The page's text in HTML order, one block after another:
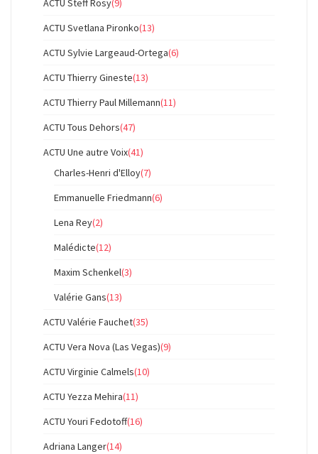
ACTU Steff Rosy(9)
ACTU Svetlana Pironko(13)
ACTU Sylvie Largeaud-Ortega(6)
ACTU Thierry Gineste(13)
ACTU Thierry Paul Millemann(11)
ACTU Tous Dehors(47)
ACTU Une autre Voix(41)
Charles-Henri d'Elloy(7)
Emmanuelle Friedmann(6)
Lena Rey(2)
Malédicte(12)
Maxim Schenkel(3)
Valérie Gans(13)
ACTU Valérie Fauchet(35)
ACTU Vera Nova (Las Vegas)(9)
ACTU Virginie Calmels(10)
ACTU Yezza Mehira(11)
ACTU Youri Fedotoff(16)
Adriana Langer(14)